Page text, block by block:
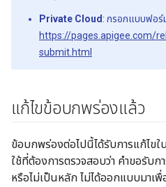
Private Cloud : กรอกแบบฟอร์
https://pages.apigee.com/
submit.html
แก้ไขข้อบกพร่องแล้ว
ข้อบกพร่องต่อไปนี้ได้รับการแก้ไขใ
ใช้ที่ต้องการตรวจสอบว่า คำขอรับ
หรือไม่เป็นหลัก ไม่ได้ออกแบบมาเ